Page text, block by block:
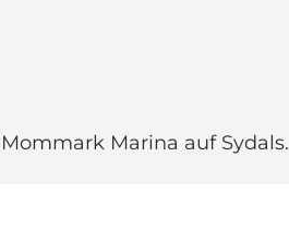
Marina auf Sydals.